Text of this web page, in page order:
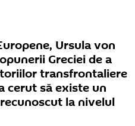
Ursula von
Greciei de a
transfrontaliere
cerut să existe un
la nivelul